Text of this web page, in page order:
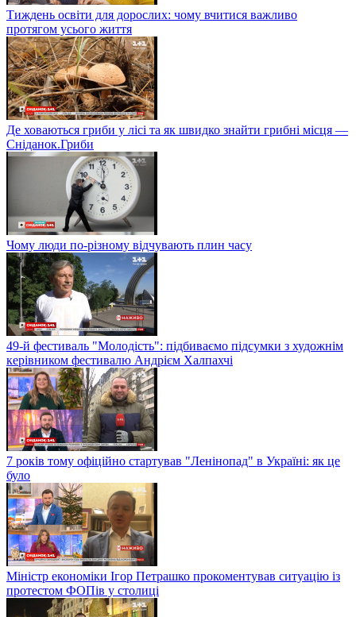
Тиждень освіти для дорослих: чому вчитися важливо
протягом усього життя
Де ховаються гриби у лісі та як швидко знайти грибні місця —
Сніданок.Гриби
Чому люди по-різному відчувають плин часу
49-й фестиваль "Молодість": підбиваємо підсумки з художнім
керівником фестивалю Андрієм Халпахчі
7 років тому офіційно стартував "Ленінопад" в Україні: як це
було
Міністр економіки Ігор Петрашко прокоментував ситуацію із
протестом ФОПів у столиці